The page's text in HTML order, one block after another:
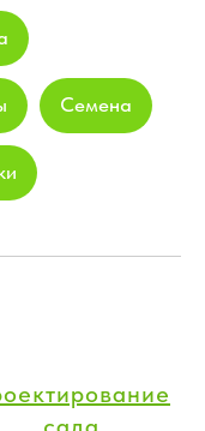
Семена